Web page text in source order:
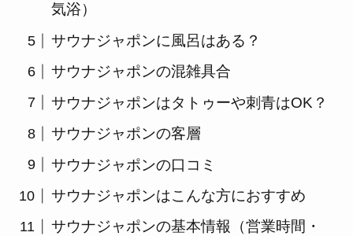
気浴）
サウナジャポンに風呂はある？
サウナジャポンの混雑具合
サウナジャポンはタトゥーや刺青はOK？
サウナジャポンの客層
サウナジャポンの口コミ
サウナジャポンはこんな方におすすめ
サウナジャポンの基本情報（営業時間・